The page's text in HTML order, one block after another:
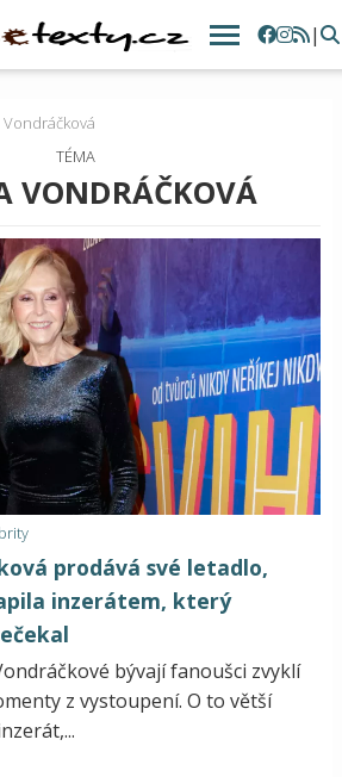
|
TÉMA
VONDRÁČKOVÁ
prodává své letadlo,
inzerátem, který
bývají fanoušci zvyklí
z vystoupení. O to větší